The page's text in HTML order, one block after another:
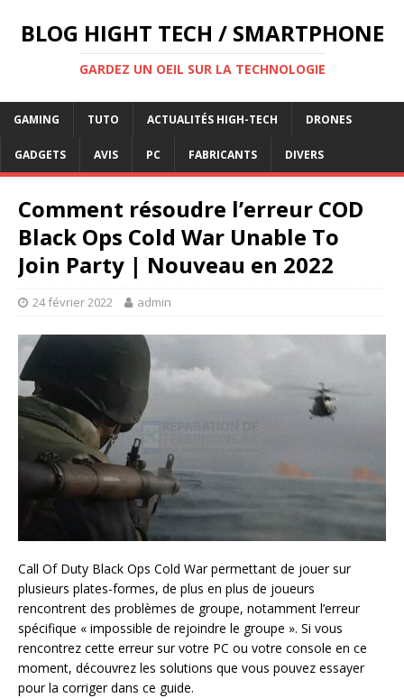
BLOG HIGHT TECH / SMARTPHONE
GARDEZ UN OEIL SUR LA TECHNOLOGIE
GAMING TUTO ACTUALITÉS HIGH-TECH DRONES
GADGETS AVIS PC FABRICANTS DIVERS
Comment résoudre l’erreur COD
Black Ops Cold War Unable To
Join Party | Nouveau en 2022
24 février 2022 admin
Call Of Duty Black Ops Cold War permettant de jouer sur
plusieurs plates-formes, de plus en plus de joueurs
rencontrent des problèmes de groupe, notamment l’erreur
spécifique « impossible de rejoindre le groupe ». Si vous
rencontrez cette erreur sur votre PC ou votre console en ce
moment, découvrez les solutions que vous pouvez essayer
pour la corriger dans ce guide.